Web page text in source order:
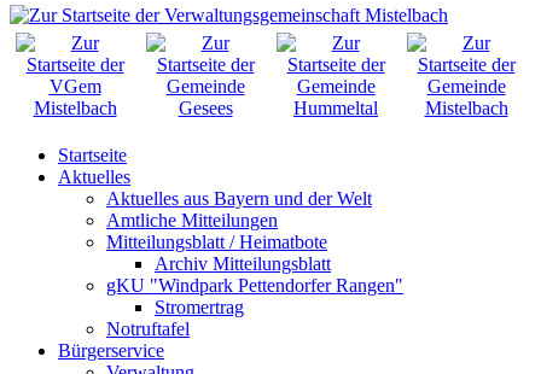
Startseite
Aktuelles
Aktuelles aus Bayern und der Welt
Amtliche Mitteilungen
Mitteilungsblatt / Heimatbote
Archiv Mitteilungsblatt
gKU "Windpark Pettendorfer Rangen"
Stromertrag
Notruftafel
Bürgerservice